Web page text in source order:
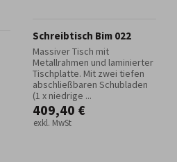
Schreibtisch Bim 022
Massiver Tisch mit
Metallrahmen und laminierter
Tischplatte. Mit zwei tiefen
abschließbaren Schubladen
(1 x niedrige ...
409,40 €
exkl. MwSt